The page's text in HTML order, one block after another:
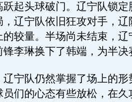
跃起头球破门。辽宁队锁
辽宁队依旧狂攻对手，辽
的较量。半场尚未结束，辽
李琳换下了韩端，为半决
队仍然掌握了场上的形
员们的心态有些放松，在久